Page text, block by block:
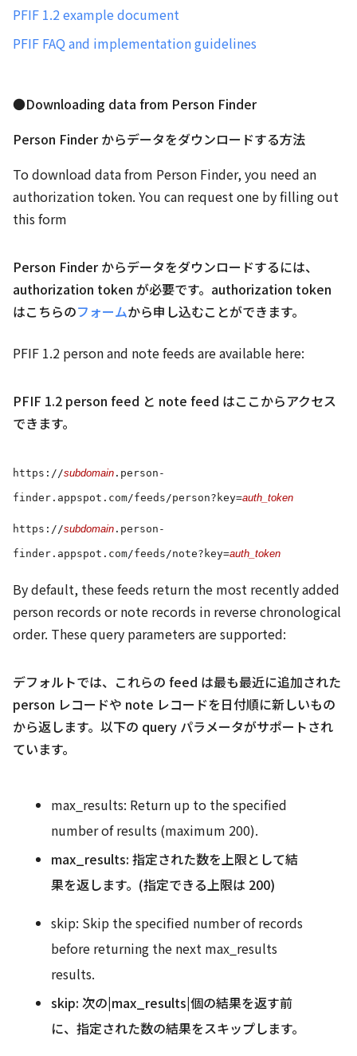
PFIF 1.2 example document
PFIF FAQ and implementation guidelines
●Downloading data from Person Finder
Person Finder からデータをダウンロードする方法
To download data from Person Finder, you need an
authorization token. You can request one by filling out
this form
Person Finder からデータをダウンロードするには、
authorization token が必要です。authorization token
はこちらのフォームから申し込むことができます。
PFIF 1.2 person and note feeds are available here:
PFIF 1.2 person feed と note feed はここからアクセス
できます。
https://subdomain .person-
finder.appspot.com/feeds/person?key=auth_token
https://subdomain .person-
finder.appspot.com/feeds/note?key=auth_token
By default, these feeds return the most recently added
person records or note records in reverse chronological
order. These query parameters are supported:
デフォルトでは、これらの feed は最も最近に追加された
person レコードや note レコードを日付順に新しいもの
から返します。以下の query パラメータがサポートされ
ています。
max_results: Return up to the specified
number of results (maximum 200).
max_results: 指定された数を上限として結
果を返します。(指定できる上限は 200)
skip: Skip the specified number of records
before returning the next max_results
results.
skip: 次の|max_results|個の結果を返す前
に、指定された数の結果をスキップします。